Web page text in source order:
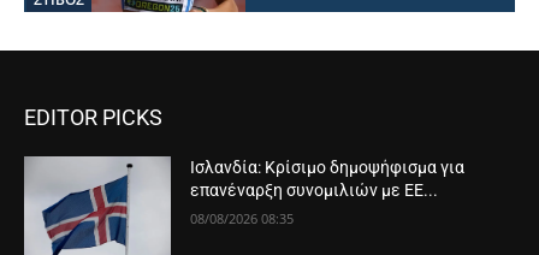
EDITOR PICKS
Ισλανδία: Κρίσιμο δημοψήφισμα για
επανέναρξη συνομιλιών με ΕΕ...
08/08/2026 08:35